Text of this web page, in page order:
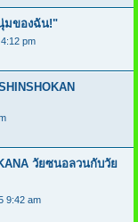
มของฉัน!"
pm
วัยซนอลวนกับวัย
9:42 am